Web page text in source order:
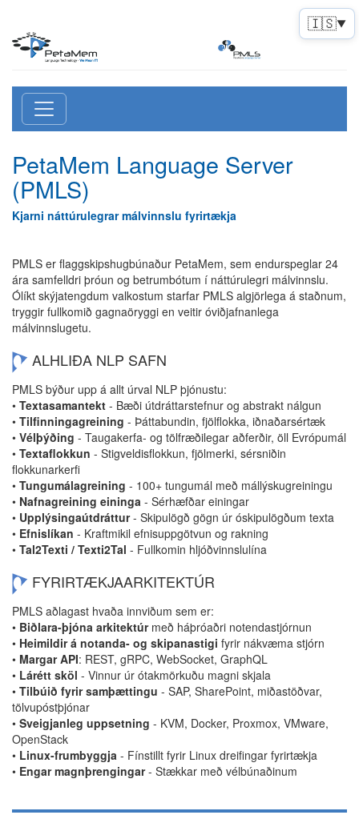
🇮🇸▼
PetaMem Language Server
(PMLS)
Kjarni náttúrulegrar málvinnslu fyrirtækja
PMLS er flaggskipshugbúnaður PetaMem, sem endurspeglar 24
ára samfelldri þróun og betrumbótum í náttúrulegri málvinnslu.
Ólíkt skýjatengdum valkostum starfar PMLS algjörlega á staðnum,
tryggir fullkomið gagnaöryggi en veitir óviðjafnanlega
málvinnslugetu.
ALHLIÐA NLP SAFN
PMLS býður upp á allt úrval NLP þjónustu:
• Textasamantekt - Bæði útdráttarstefnur og abstrakt nálgun
• Tilfinningagreining - Þáttabundin, fjölflokka, iðnaðarsértæk
• Vélþýðing - Taugakerfa- og tölfræðilegar aðferðir, öll Evrópumál
• Textaflokkun - Stigveldisflokkun, fjölmerki, sérsniðin
flokkunarkerfi
• Tungumálagreining - 100+ tungumál með mállýskugreiningu
• Nafnagreining eininga - Sérhæfðar einingar
• Upplýsingaútdráttur- Skipulögð gögn úr óskipulögðum texta
• Efnislíkan - Kraftmikil efnisuppgötvun og rakning
• Tal2Texti / Texti2Tal - Fullkomin hljóðvinnslulína
FYRIRTÆKJAARKITEKTÚR
PMLS aðlagast hvaða innviðum sem er:
• Biðlara-þjóna arkitektúrmeð háþróaðri notendastjórnun
• Heimildir á notanda- og skipanastigi fyrir nákvæma stjórn
• Margar API: REST, gRPC, WebSocket, GraphQL
• Lárétt sköl - Vinnur úr ótakmörkuðu magni skjala
• Tilbúið fyrir samþættingu - SAP, SharePoint, miðastöðvar,
tölvupóstþjónar
• Sveigjanleg uppsetning - KVM, Docker, Proxmox, VMware,
OpenStack
• Linux-frumbyggja - Fínstillt fyrir Linux dreifingar fyrirtækja
• Engar magnþrengingar- Stækkar með vélbúnaðinum